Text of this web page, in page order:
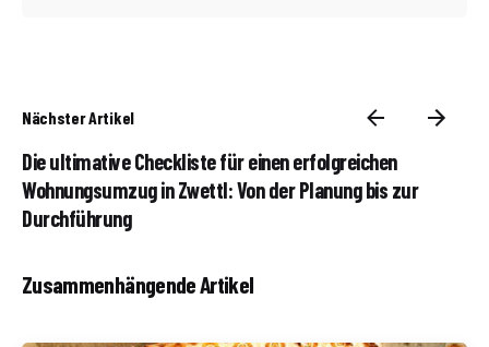
Nächster Artikel
Die ultimative Checkliste für einen erfolgreichen
Wohnungsumzug in Zwettl: Von der Planung bis zur
Durchführung
Zusammenhängende Artikel